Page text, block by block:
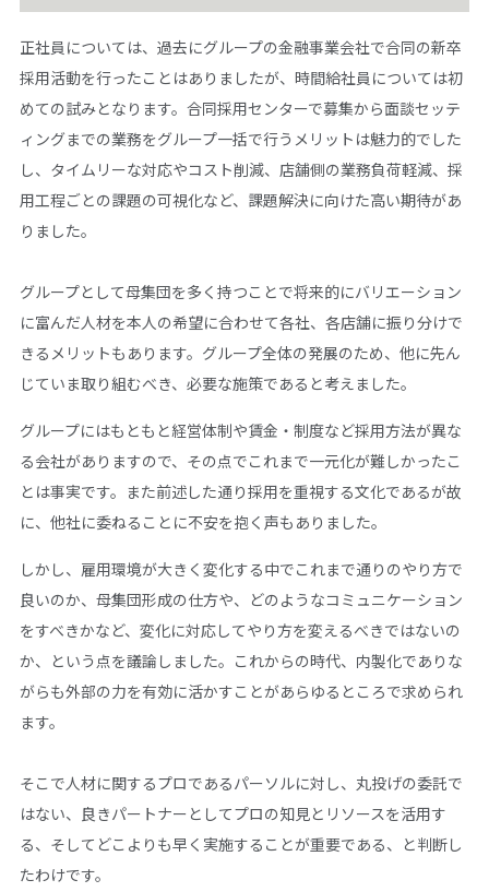
正社員については、過去にグループの金融事業会社で合同の新卒
採用活動を行ったことはありましたが、時間給社員については初
めての試みとなります。合同採用センターで募集から面談セッテ
ィングまでの業務をグループ一括で行うメリットは魅力的でした
し、タイムリーな対応やコスト削減、店舗側の業務負荷軽減、採
用工程ごとの課題の可視化など、課題解決に向けた高い期待があ
りました。
グループとして母集団を多く持つことで将来的にバリエーション
に富んだ人材を本人の希望に合わせて各社、各店舗に振り分けで
きるメリットもあります。グループ全体の発展のため、他に先ん
じていま取り組むべき、必要な施策であると考えました。
グループにはもともと経営体制や賃金・制度など採用方法が異な
る会社がありますので、その点でこれまで一元化が難しかったこ
とは事実です。また前述した通り採用を重視する文化であるが故
に、他社に委ねることに不安を抱く声もありました。
しかし、雇用環境が大きく変化する中でこれまで通りのやり方で
良いのか、母集団形成の仕方や、どのようなコミュニケーション
をすべきかなど、変化に対応してやり方を変えるべきではないの
か、という点を議論しました。これからの時代、内製化でありな
がらも外部の力を有効に活かすことがあらゆるところで求められ
ます。
そこで人材に関するプロであるパーソルに対し、丸投げの委託で
はない、良きパートナーとしてプロの知見とリソースを活用す
る、そしてどこよりも早く実施することが重要である、と判断し
たわけです。